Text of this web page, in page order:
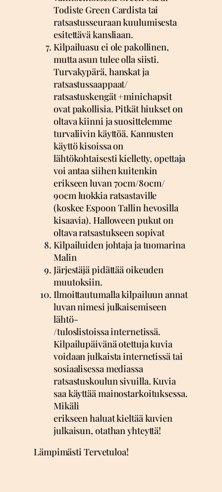
Todiste Green Cardista tai
ratsastusseuraan kuulumisesta
esitettävä kansliaan.
Kilpailuasu ei ole pakollinen,
mutta asun tulee olla siisti.
Turvakypärä, hanskat ja
ratsastussaappaat/
ratsastuskengät +minichapsit
ovat pakollisia. Pitkät hiukset on
oltava kiinni ja suosittelemme
turvaliivin käyttöä. Kannusten
käyttö kisoissa on
lähtökohtaisesti kielletty, opettaja
voi antaa siihen kuitenkin
erikseen luvan 70cm/80cm/
90cm luokkia ratsastaville
(koskee Espoon Tallin hevosilla
kisaavia). Halloween pukut on
oltava ratsastukseen sopivat
Kilpailuiden johtaja ja tuomarina
Malin
Järjestäjä pidättää oikeuden
muutoksiin.
Ilmoittautumalla kilpailuun annat
luvan nimesi julkaisemiseen
lähtö-
/tuloslistoissa internetissä.
Kilpailupäivänä otettuja kuvia
voidaan julkaista internetissä tai
sosiaalisessa mediassa
ratsastuskoulun sivuilla. Kuvia
saa käyttää mainostarkoituksessa.
Mikäli
erikseen haluat kieltää kuvien
julkaisun, otathan yhteyttä!
Lämpimästi Tervetuloa!